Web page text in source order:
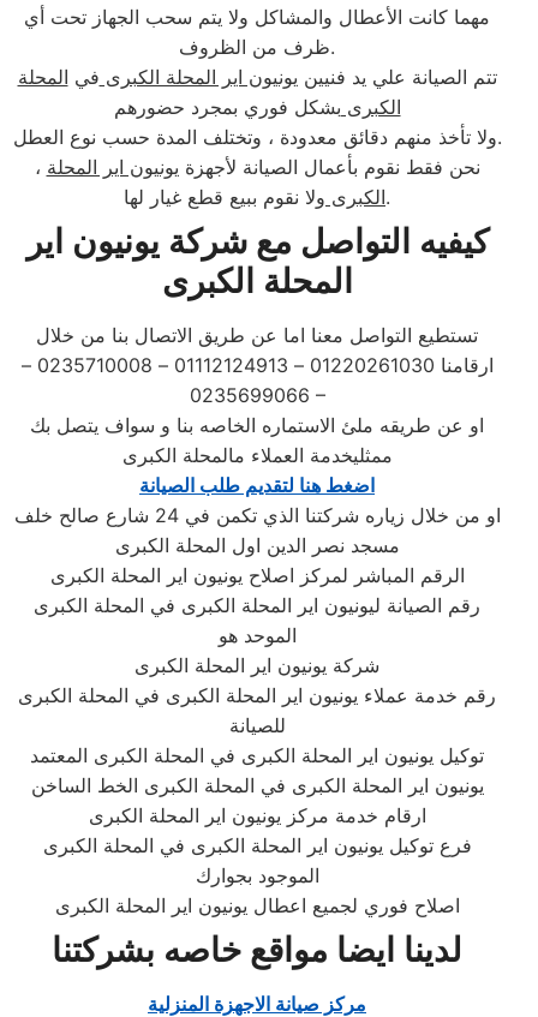
مهما كانت الأعطال والمشاكل ولا يتم سحب الجهاز تحت أي
ظرف من الظروف.
تتم الصيانة علي يد فنيين يونيون اير المحلة الكبرى في المحلة
الكبرى بشكل فوري بمجرد حضورهم
ولا تأخذ منهم دقائق معدودة ، وتختلف المدة حسب نوع العطل.
، نحن فقط نقوم بأعمال الصيانة لأجهزة يونيون اير المحلة
الكبرىولا نقوم ببيع قطع غيار لها.
كيفيه التواصل مع شركة يونيون اير
المحلة الكبرى
تستطيع التواصل معنا اما عن طريق الاتصال بنا من خلال
ارقامنا 01220261030 – 01112124913 – 0235710008 –
0235699066 –
او عن طريقه ملئ الاستماره الخاصه بنا و سواف يتصل بك
ممثليخدمة العملاء مالمحلة الكبرى
اضغط هنا لتقديم طلب الصيانة
او من خلال زياره شركتنا الذي تكمن في 24 شارع صالح خلف
مسجد نصر الدين اول المحلة الكبرى
الرقم المباشر لمركز اصلاح يونيون اير المحلة الكبرى
رقم الصيانة ليونيون اير المحلة الكبرى في المحلة الكبرى
الموحد هو
شركة يونيون اير المحلة الكبرى
رقم خدمة عملاء يونيون اير المحلة الكبرى في المحلة الكبرى
للصيانة
توكيل يونيون اير المحلة الكبرى في المحلة الكبرى المعتمد
يونيون اير المحلة الكبرى في المحلة الكبرى الخط الساخن
ارقام خدمة مركز يونيون اير المحلة الكبرى
فرع توكيل يونيون اير المحلة الكبرى في المحلة الكبرى
الموجود بجوارك
اصلاح فوري لجميع اعطال يونيون اير المحلة الكبرى
لدينا ايضا مواقع خاصه بشركتنا
مركز صيانة الاجهزة المنزلية